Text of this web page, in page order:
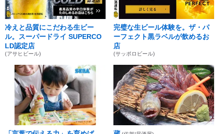
冷えと品質にこだわる生ビー
ル。スーパードライ SUPERCO
LD認定店
(アサヒビール)
完璧な生ビール体験を。ザ・パ
ーフェクト黒ラベルが飲めるお
店
(サッポロビール)